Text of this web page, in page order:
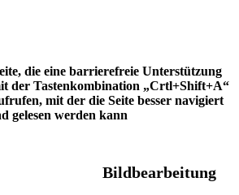
die eine barrierefreie Unterstützung
der Tastenkombination „Crtl+Shift+A“
mit der die Seite besser navigiert
gelesen werden kann
Bildbearbeitung